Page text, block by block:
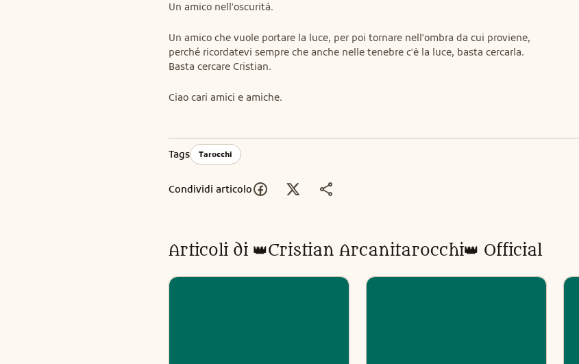
Un amico nell'oscurità.
Un amico che vuole portare la luce, per poi tornare nell'ombra da cui proviene,
perché ricordatevi sempre che anche nelle tenebre c'è la luce, basta cercarla.
Basta cercare Cristian.
Ciao cari amici e amiche.
Tags Tarocchi
Condividi articolo
Articoli di 👑Cristian Arcanitarocchi👑 Official